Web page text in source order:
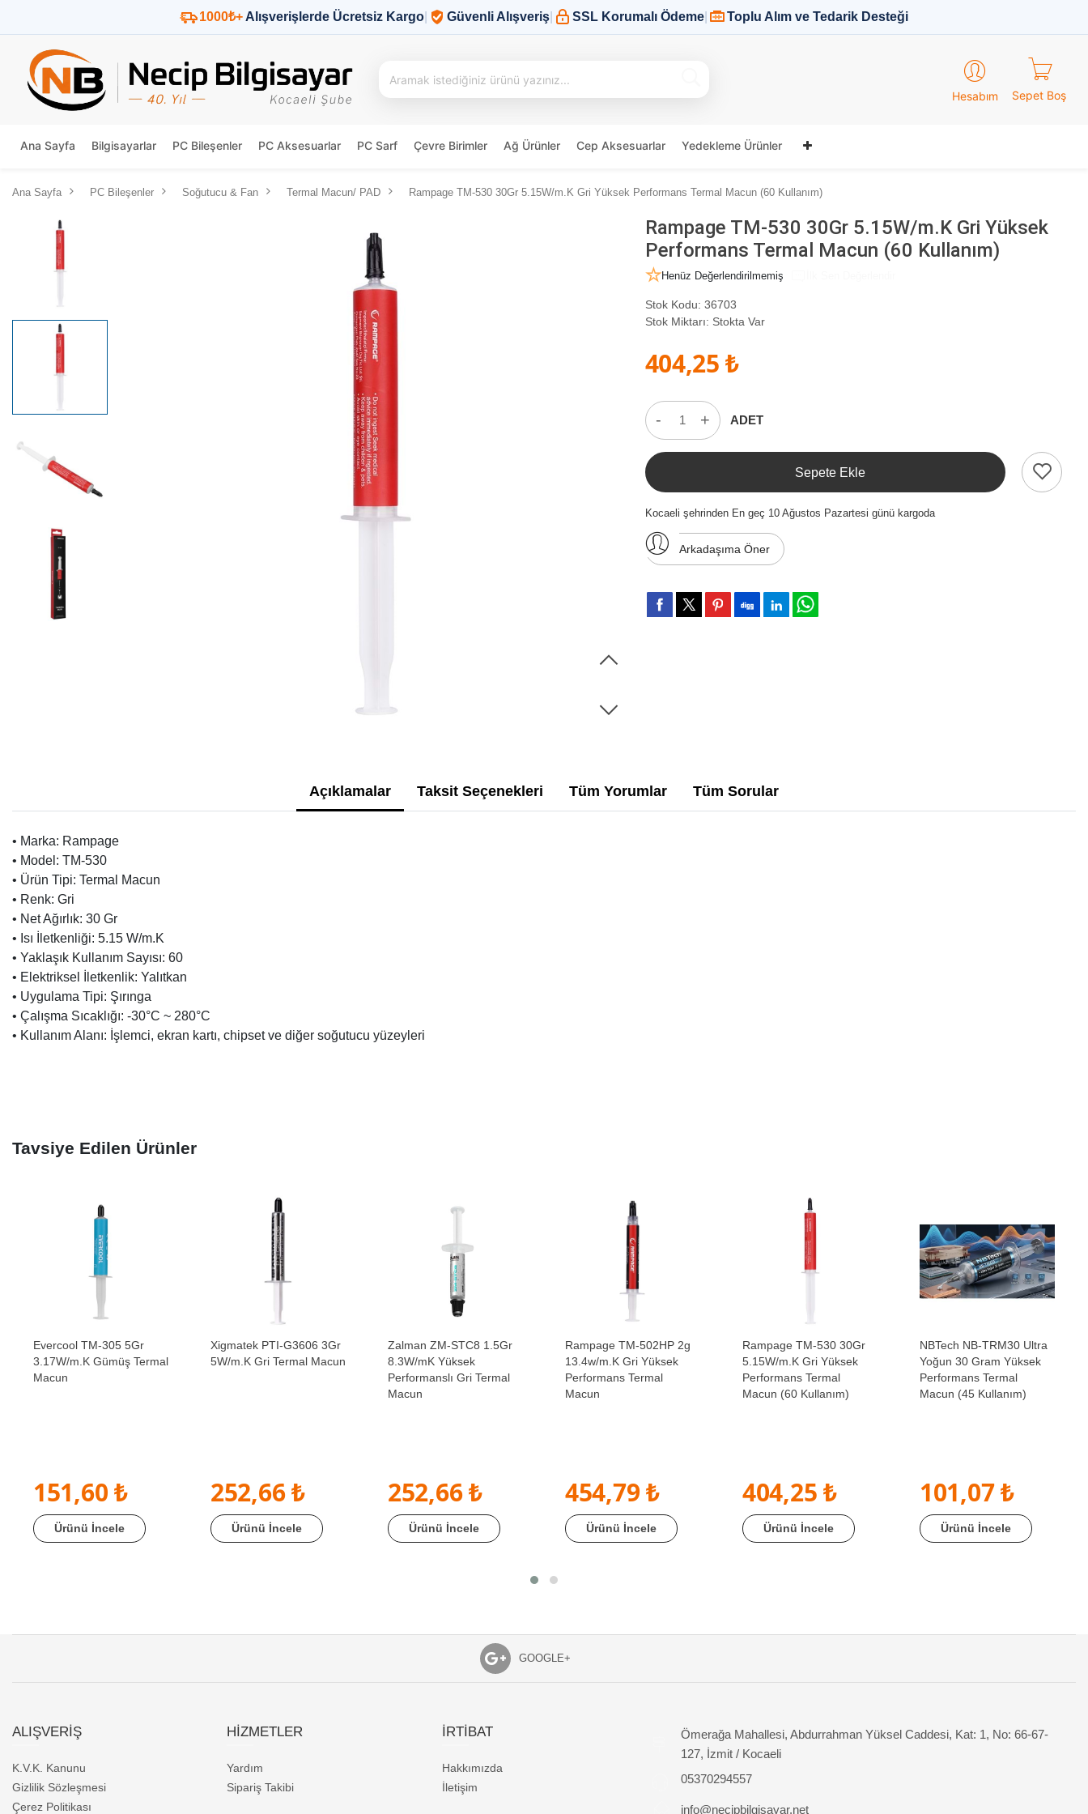
1000₺+ Alışverişlerde Ücretsiz Kargo Güvenli Alışveriş SSL Korumalı Ödeme Toplu Alım ve Tedarik Desteği
Hesabım Sepet Boş
Ana Sayfa Bilgisayarlar PC Bileşenler PC Aksesuarlar PC Sarf Çevre Birimler Ağ Ürünler Cep Aksesuarlar Yedekleme Ürünler
Ana Sayfa PC Bileşenler Soğutucu & Fan Termal Macun/ PAD Rampage TM-530 30Gr 5.15W/m.K Gri Yüksek Performans Termal Macun (60 Kullanım)
Rampage TM-530 30Gr 5.15W/m.K Gri Yüksek
Performans Termal Macun (60 Kullanım)
Henüz Değerlendirilmemiş
Stok Kodu: 36703
Stok Miktarı: Stokta Var
404,25 ₺
- + ADET
Sepete Ekle
Kocaeli şehrinden En geç 10 Ağustos Pazartesi günü kargoda
Arkadaşıma Öner
Açıklamalar Taksit Seçenekleri Tüm Yorumlar Tüm Sorular
• Marka: Rampage
• Model: TM-530
• Ürün Tipi: Termal Macun
• Renk: Gri
• Net Ağırlık: 30 Gr
• Isı İletkenliği: 5.15 W/m.K
• Yaklaşık Kullanım Sayısı: 60
• Elektriksel İletkenlik: Yalıtkan
• Uygulama Tipi: Şırınga
• Çalışma Sıcaklığı: -30°C ~ 280°C
• Kullanım Alanı: İşlemci, ekran kartı, chipset ve diğer soğutucu yüzeyleri
Tavsiye Edilen Ürünler
Evercool TM-305 5Gr
3.17W/m.K Gümüş Termal
Macun
151,60 ₺
Ürünü İncele
Xigmatek PTI-G3606 3Gr
5W/m.K Gri Termal Macun
252,66 ₺
Ürünü İncele
Zalman ZM-STC8 1.5Gr
8.3W/mK Yüksek
Performanslı Gri Termal
Macun
252,66 ₺
Ürünü İncele
Rampage TM-502HP 2g
13.4w/m.K Gri Yüksek
Performans Termal
Macun
454,79 ₺
Ürünü İncele
Rampage TM-530 30Gr
5.15W/m.K Gri Yüksek
Performans Termal
Macun (60 Kullanım)
404,25 ₺
Ürünü İncele
NBTech NB-TRM30 Ultra
Yoğun 30 Gram Yüksek
Performans Termal
Macun (45 Kullanım)
101,07 ₺
Ürünü İncele
GOOGLE+
ALIŞVERİŞ
K.V.K. Kanunu
Gizlilik Sözleşmesi
Çerez Politikası
HİZMETLER
Yardım
Sipariş Takibi
İRTİBAT
Hakkımızda
İletişim
Ömerağa Mahallesi, Abdurrahman Yüksel Caddesi, Kat: 1, No: 66-67-
127, İzmit / Kocaeli
05370294557
info@necipbilgisayar.net